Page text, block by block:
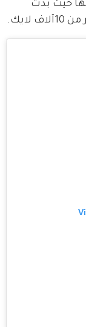
حيث بدت